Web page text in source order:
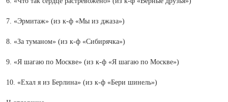
7. «Эрмитаж» (из к-ф «Мы из джаза»)
8. «За туманом» (из к-ф «Сибирячка»)
9. «Я шагаю по Москве» (из к-ф «Я шагаю по Москве»)
10. «Ехал я из Берлина» (из к-ф «Бери шинель»)